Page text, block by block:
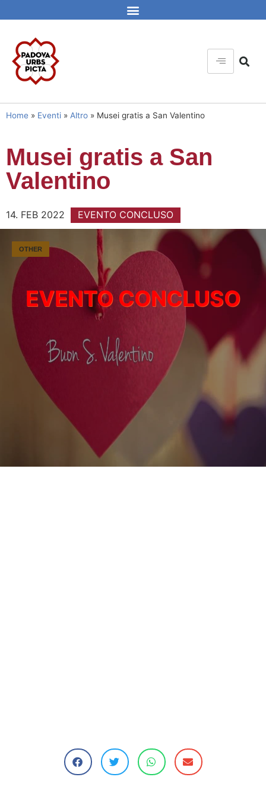
Home » Eventi » Altro » Musei gratis a San Valentino
Musei gratis a San
Valentino
14. FEB 2022 EVENTO CONCLUSO
OTHER